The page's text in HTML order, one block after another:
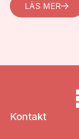
LÄS MER
Kontakt